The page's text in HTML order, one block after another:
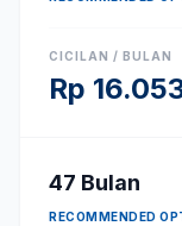
CICILAN / BULAN
Rp
47 Bulan
RECOMMENDED